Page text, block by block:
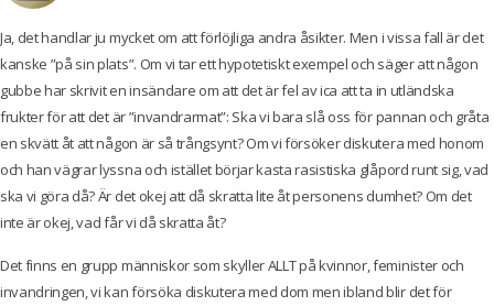
Ja, det handlar ju mycket om att förlöjliga andra åsikter. Men i vissa fall är det
kanske ”på sin plats”. Om vi tar ett hypotetiskt exempel och säger att någon
gubbe har skrivit en insändare om att det är fel av ica att ta in utländska
frukter för att det är ”invandrarmat”: Ska vi bara slå oss för pannan och gråta
en skvätt åt att någon är så trångsynt? Om vi försöker diskutera med honom
och han vägrar lyssna och istället börjar kasta rasistiska glåpord runt sig, vad
ska vi göra då? Är det okej att då skratta lite åt personens dumhet? Om det
inte är okej, vad får vi då skratta åt?
Det finns en grupp människor som skyller ALLT på kvinnor, feminister och
invandringen, vi kan försöka diskutera med dom men ibland blir det för